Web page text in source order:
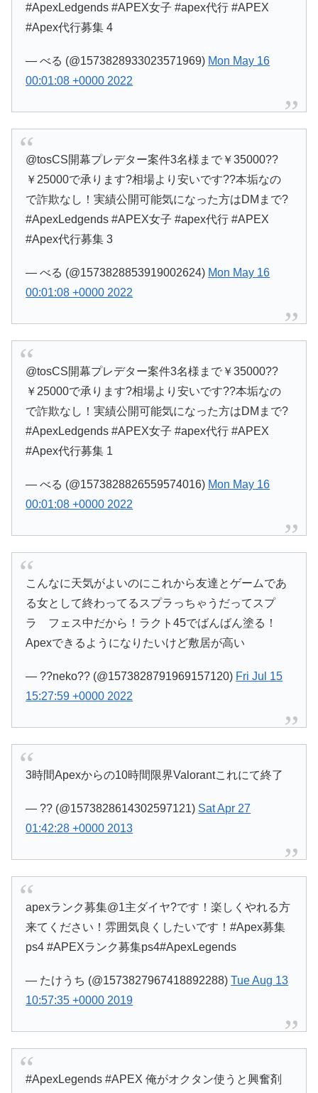
#ApexLedgends #APEX女子 #apex代行 #APEX
#Apex代行募集 4
— べる (@1573828933023571969) Mon May 16
00:01:08 +0000 2022
@tosCS開幕プレデター案件3名様まで￥35000??
￥25000で承ります?相場より安いです??本垢なの
で詐欺なし！実績公開可能気になった方はDMまで?
#ApexLedgends #APEX女子 #apex代行 #APEX
#Apex代行募集 3
— べる (@1573828853919002624) Mon May 16
00:01:08 +0000 2022
@tosCS開幕プレデター案件3名様まで￥35000??
￥25000で承ります?相場より安いです??本垢なの
で詐欺なし！実績公開可能気になった方はDMまで?
#ApexLedgends #APEX女子 #apex代行 #APEX
#Apex代行募集 1
— べる (@1573828826559574016) Mon May 16
00:01:08 +0000 2022
こんなに天気がよいのにこれから友達とゲームであ
る女として終わってるスプラっちゃうだってスプ
ラ フェス中だから！ラクト45でばんばん塗る！
Apexできるようになりたいけど敷居が高い
— ??neko?? (@1573828791969157120) Fri Jul 15
15:27:59 +0000 2022
3時間Apexからの10時間限界Valorantこれにて終了
— ?? (@1573828614302597121) Sat Apr 27
01:42:28 +0000 2013
apexランク募集@1主ダイヤ?です！楽しくやれる方
来てください！雰囲気良くしたいです！#Apex募集
ps4 #APEXランク募集ps4#ApexLegends
— たけうち (@1573827967418892288)Tue Aug 13
10:57:35 +0000 2019
#ApexLegends #APEX 俺がオクタン使うと興奮剤